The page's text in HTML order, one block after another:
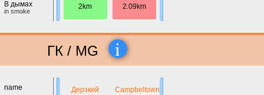
В дымах
in smoke
2km 2.09km
ГК / MG i
name Дерзкий Campbeltown